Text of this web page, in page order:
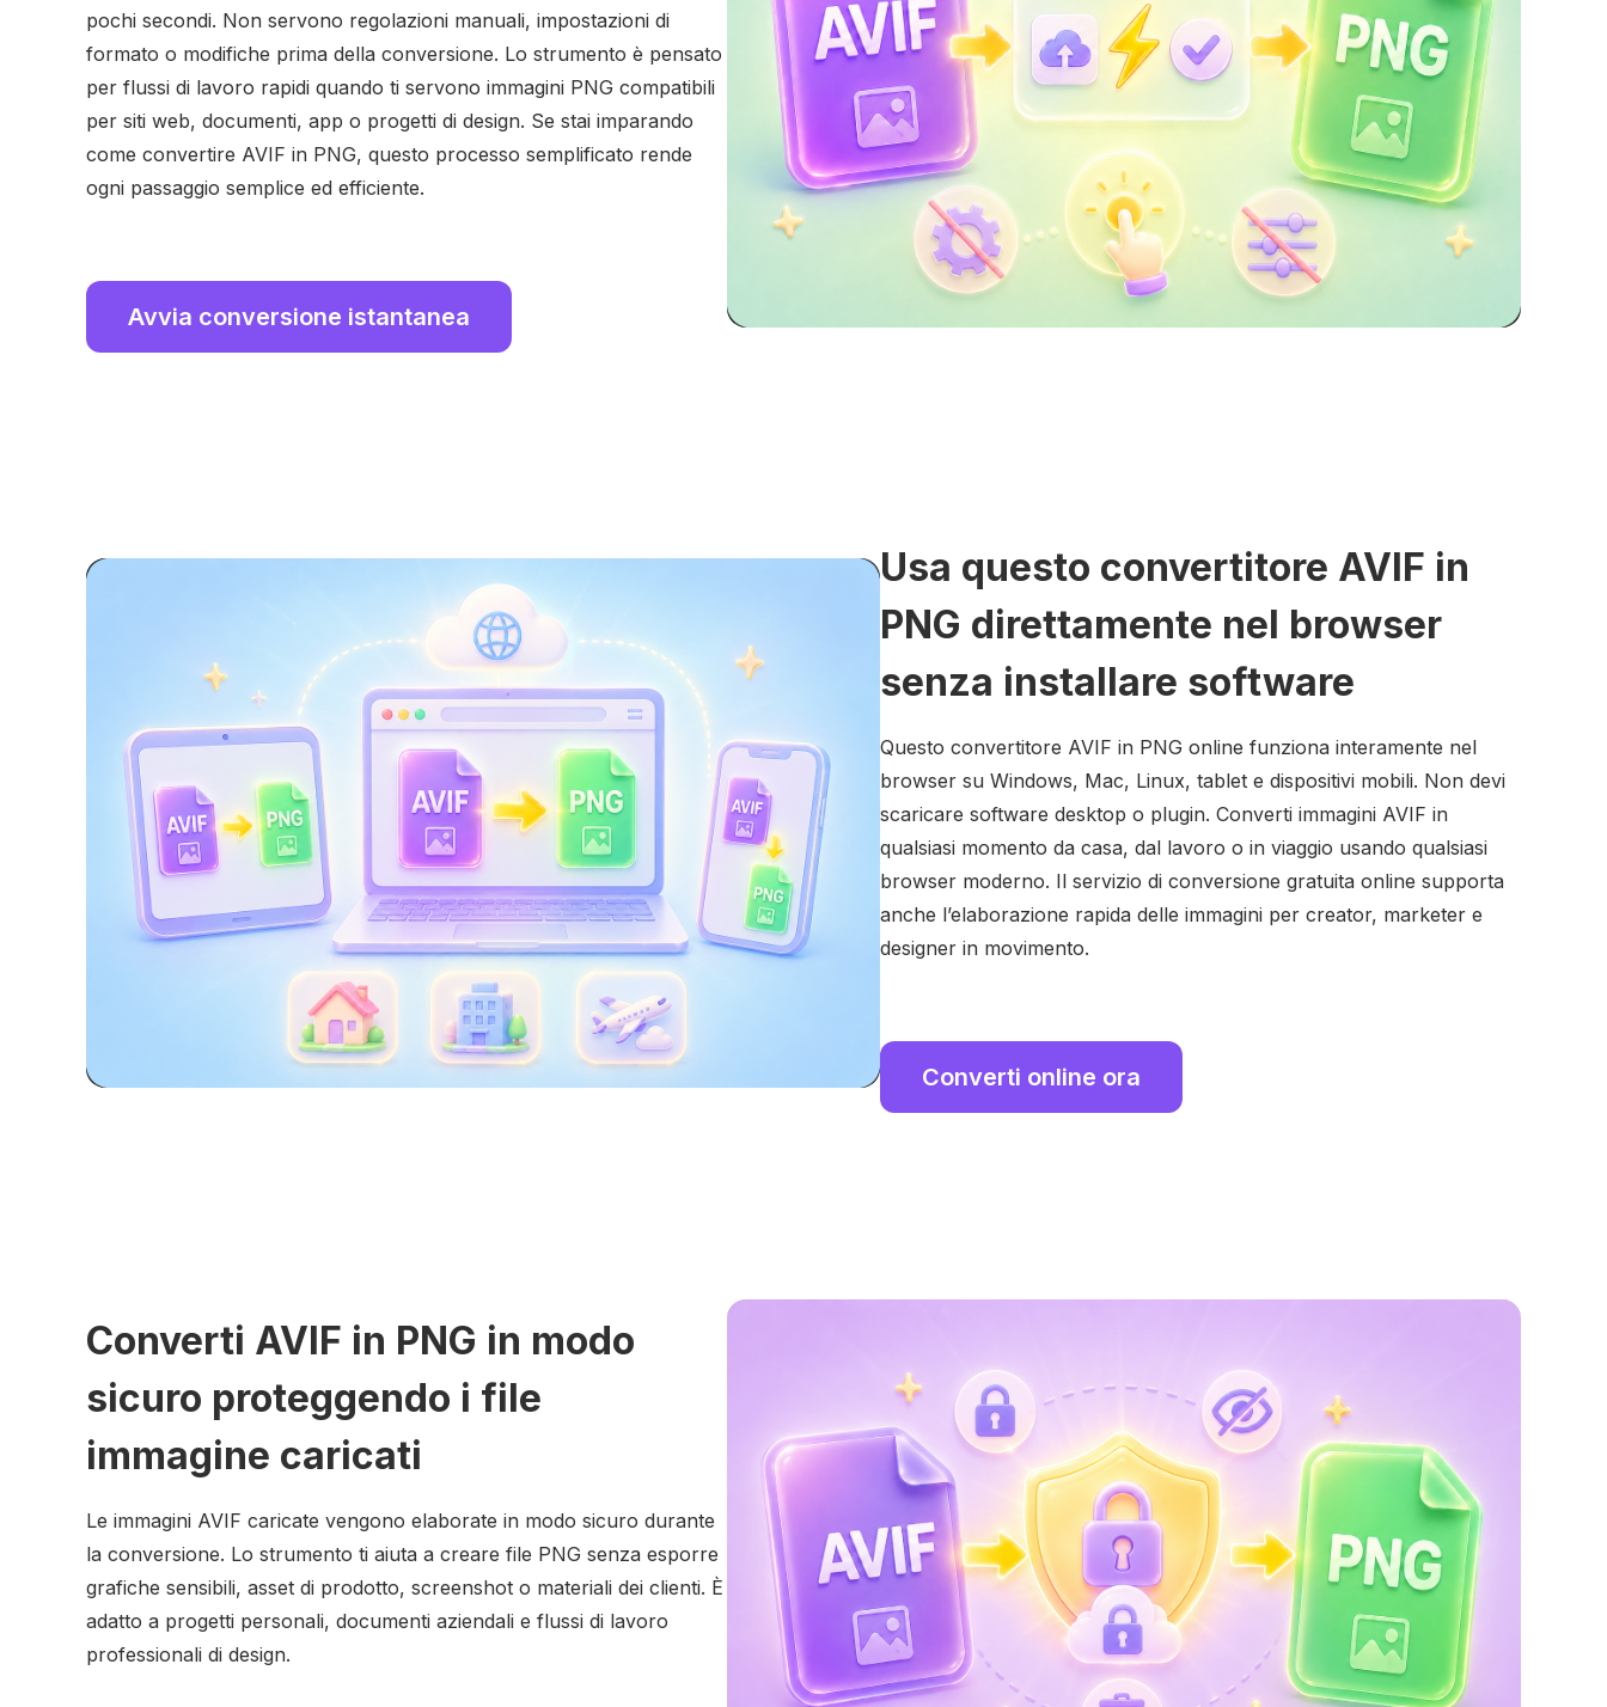
pochi secondi. Non servono regolazioni manuali, impostazioni di
formato o modifiche prima della conversione. Lo strumento è pensato
per flussi di lavoro rapidi quando ti servono immagini PNG compatibili
per siti web, documenti, app o progetti di design. Se stai imparando
come convertire AVIF in PNG, questo processo semplificato rende
ogni passaggio semplice ed efficiente.
Avvia conversione istantanea
Usa questo convertitore AVIF in
PNG direttamente nel browser
senza installare software
Questo convertitore AVIF in PNG online funziona interamente nel
browser su Windows, Mac, Linux, tablet e dispositivi mobili. Non devi
scaricare software desktop o plugin. Converti immagini AVIF in
qualsiasi momento da casa, dal lavoro o in viaggio usando qualsiasi
browser moderno. Il servizio di conversione gratuita online supporta
anche l’elaborazione rapida delle immagini per creator, marketer e
designer in movimento.
Converti online ora
Converti AVIF in PNG in modo
sicuro proteggendo i file
immagine caricati
Le immagini AVIF caricate vengono elaborate in modo sicuro durante
la conversione. Lo strumento ti aiuta a creare file PNG senza esporre
grafiche sensibili, asset di prodotto, screenshot o materiali dei clienti. È
adatto a progetti personali, documenti aziendali e flussi di lavoro
professionali di design.